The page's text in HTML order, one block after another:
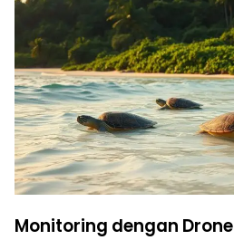
Monitoring dengan Drone